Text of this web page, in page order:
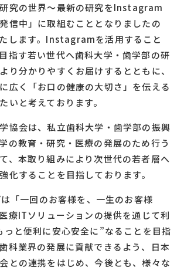
究の世界～最新の研究をInstagram
信中」に取組むこととなりましたの
します。Instagramを活用すること
指す若い世代へ歯科大学・歯学部の研
り分かりやすくお届けするとともに、
広く「お口の健康の大切さ」を伝える
いと考えております。
協会は、私立歯科大学・歯学部の振興
の教育・研究・医療の発展のため行う
、本取り組みにより次世代の若者層へ
化することを目指しております。
「一回のお客様を、一生のお客様
療ITソリューションの提供を通じて利
っと便利に安心安全に”なることを目指
科業界の発展に貢献できるよう、日本
との連携をはじめ、今後とも、様々な